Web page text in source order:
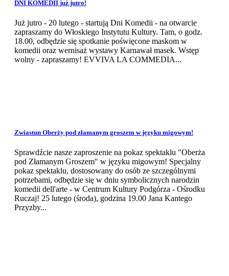
DNI KOMEDII już jutro!
Już jutro - 20 lutego - startują Dni Komedii - na otwarcie
zapraszamy do Włoskiego Instytutu Kultury. Tam, o godz.
18.00, odbędzie się spotkanie poświęcone maskom w
komedii oraz wernisaż wystawy Karnawał masek. Wstęp
wolny - zapraszamy! EVVIVA LA COMMEDIA...
Zwiastun Oberży pod złamanym groszem w języku migowym!
Sprawdźcie nasze zaproszenie na pokaz spektaklu "Oberża
pod Złamanym Groszem" w języku migowym! Specjalny
pokaz spektaklu, dostosowany do osób ze szczególnymi
potrzebami, odbędzie się w dniu symbolicznych narodzin
komedii dell'arte - w Centrum Kultury Podgórza - Ośrodku
Ruczaj! 25 lutego (środa), godzina 19.00 Jana Kantego
Przyzby...